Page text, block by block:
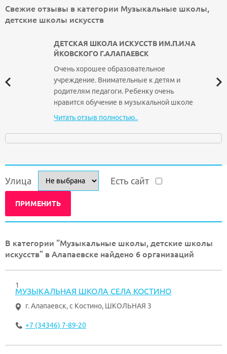
Свежие отзывы в категории Музыкальные школы,
детские школы искусств
ДЕТСКАЯ ШКОЛА ИСКУССТВ ИМ.П.И.ЧА
ЙКОВСКОГО Г.АЛАПАЕВСК
Очень хорошее образовательное
учреждение. Внимательные к детям и
родителям педагоги. Ребенку очень
нравится обучение в музыкальной школе
Читать отзыв полностью..
Улица Есть сайт
В категории “Музыкальные школы, детские школы
искусств” в Алапаевске найдено 6 организаций
1
МУЗЫКАЛЬНАЯ ШКОЛА СЕЛА КОСТИНО
г. Алапаевск,с Костино, ШКОЛЬНАЯ 3
+7 (34346) 7-89-20